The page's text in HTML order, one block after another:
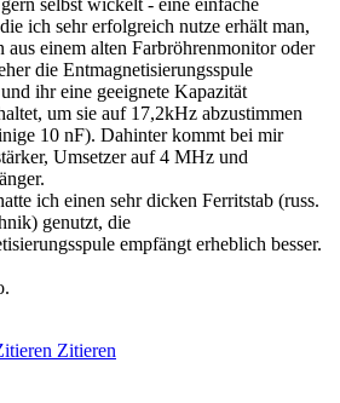
selbst wickelt - eine einfache
ich sehr erfolgreich nutze erhält man,
aus einem alten Farbröhrenmonitor oder
die Entmagnetisierungsspule
ihr eine geeignete Kapazität
um sie auf 17,2kHz abzustimmen
10 nF). Dahinter kommt bei mir
Umsetzer auf 4 MHz und
ich einen sehr dicken Ferritstab (russ.
genutzt, die
empfängt erheblich besser.
Zitieren